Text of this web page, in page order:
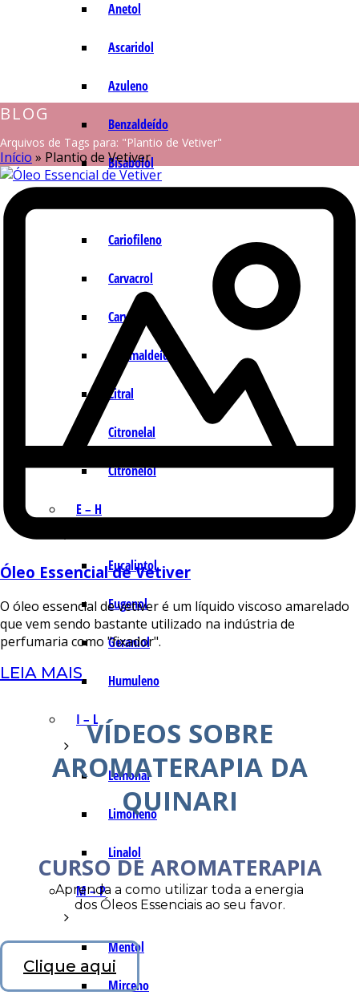
Anetol
Ascaridol
Azuleno
Benzaldeído
Bisabolol
Cariofileno
Carvacrol
Carvona
Cinamaldeído
Citral
Citronelal
Citronelol
E – H
Eucaliptol
Eugenol
Geraniol
Humuleno
I – L
Lemonal
Limoneno
Linalol
M – P
Mentol
Mirceno
BLOG
Arquivos de Tags para: "Plantio de Vetiver"
Início » Plantio de Vetiver
Óleo Essencial de Vetiver
O óleo essencial de vetiver é um líquido viscoso amarelado
que vem sendo bastante utilizado na indústria de
perfumaria como "fixador".
LEIA MAIS
VÍDEOS SOBRE
AROMATERAPIA DA
QUINARI
CURSO DE AROMATERAPIA
Aprenda a como utilizar toda a energia
dos Óleos Essenciais ao seu favor.
Clique aqui